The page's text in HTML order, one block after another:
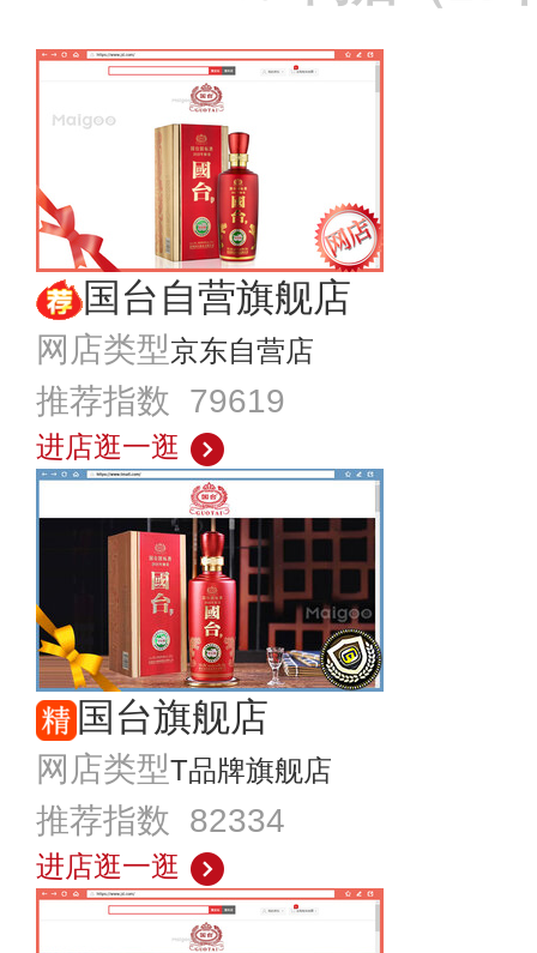
国台自营旗舰店
网店类型京东自营店
推荐指数 79619
进店逛一逛
国台旗舰店
网店类型T品牌旗舰店
推荐指数 82334
进店逛一逛